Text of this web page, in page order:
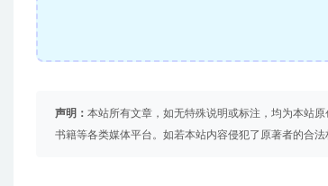
声明： 本站所有文章，如无特殊说明或标注，均为本站
书籍等各类媒体平台。如若本站内容侵犯了原著者的合法